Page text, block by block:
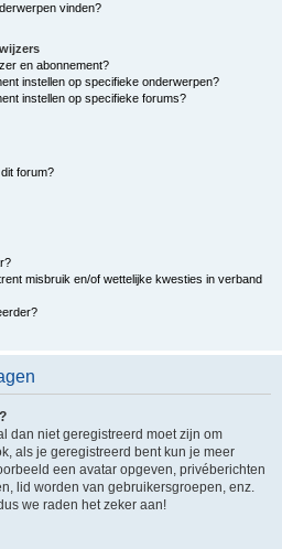
vinden?
en abonnement?
instellen op specifieke onderwerpen?
instellen op specifieke forums?
forum?
misbruik en/of wettelijke kwesties in verband
dan niet geregistreerd moet zijn om
als je geregistreerd bent kun je meer
een avatar opgeven, privéberichten
lid worden van gebruikersgroepen, enz.
we raden het zeker aan!